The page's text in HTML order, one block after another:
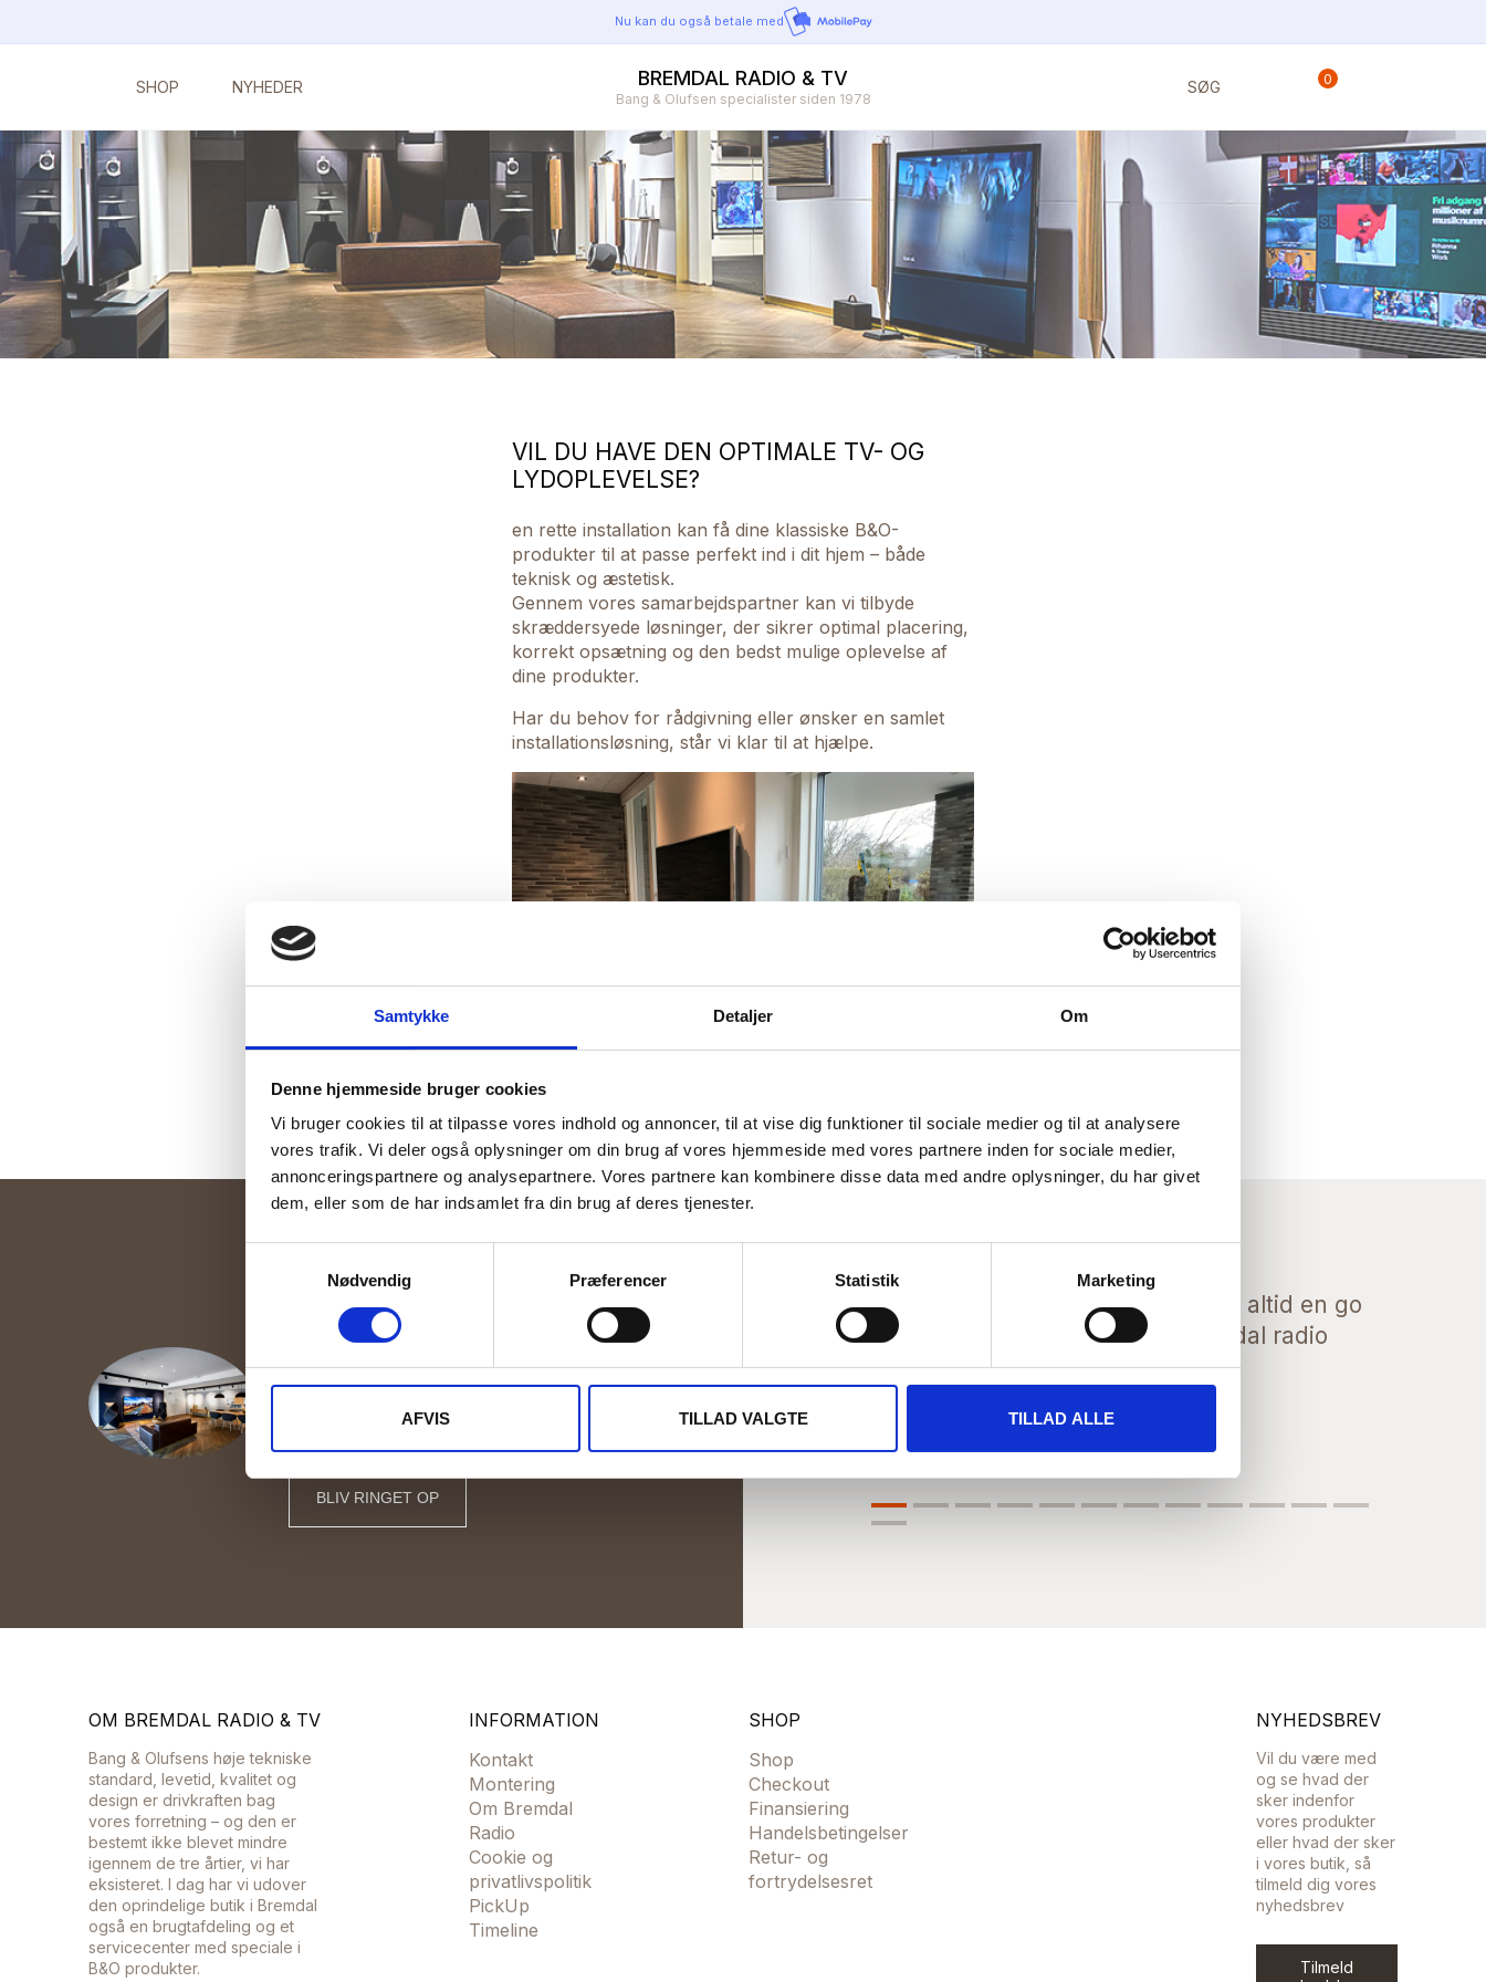
Samtykke Detaljer Om
Denne hjemmeside bruger cookies
Vi bruger cookies til at tilpasse vores indhold og annoncer, til at vise dig funktioner til sociale medier og til at analysere
vores trafik. Vi deler også oplysninger om din brug af vores hjemmeside med vores partnere inden for sociale medier,
annonceringspartnere og analysepartnere. Vores partnere kan kombinere disse data med andre oplysninger, du har givet
dem, eller som de har indsamlet fra din brug af deres tjenester.
Nødvendig
Præferencer Statistik Marketing
AFVIS TILLAD VALGTE TILLAD ALLE
Nu kan du også betale med
SHOP NYHEDER BREMDAL RADIO & TV
Bang & Olufsen specialister siden 1978
SØG 0
VIL DU HAVE DEN OPTIMALE TV- OG
LYDOPLEVELSE?
en rette installation kan få dine klassiske B&O-
produkter til at passe perfekt ind i dit hjem – både
teknisk og æstetisk.
Gennem vores samarbejdspartner kan vi tilbyde
skræddersyede løsninger, der sikrer optimal placering,
korrekt opsætning og den bedst mulige oplevelse af
dine produkter.
Har du behov for rådgivning eller ønsker en samlet
installationsløsning, står vi klar til at hjælpe.
Har du brug for vores vejledning?
Henrik er en af vores særlige B&O-
hvis du har spørgsmål til B&O produkter.
BLIV RINGET OP
Altid en super god service. Alt i alt altid en go
oplevelse af handle med Bremdal radio
KARSTEN GRÅBÆK
OM BREMDAL RADIO & TV
Bang & Olufsens høje tekniske
standard, levetid, kvalitet og
design er drivkraften bag
vores forretning – og den er
bestemt ikke blevet mindre
igennem de tre årtier, vi har
eksisteret. I dag har vi udover
den oprindelige butik i Bremdal
også en brugtafdeling og et
servicecenter med speciale i
B&O produkter.
INFORMATION
Kontakt
Montering
Om Bremdal
Radio
Cookie og
privatlivspolitik
PickUp
Timeline
SHOP
Shop
Checkout
Finansiering
Handelsbetingelser
Retur- og
fortrydelsesret
NYHEDSBREV
Vil du være med
og se hvad der
sker indenfor
vores produkter
eller hvad der sker
i vores butik, så
tilmeld dig vores
nyhedsbrev
Tilmeld